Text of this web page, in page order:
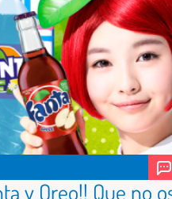
y Oreo!! Que no